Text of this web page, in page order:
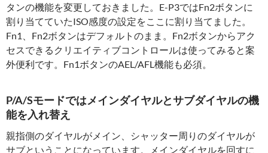
タンの機能を変更しておきました。E-P3ではFn2ボタンに
割り当てていたISO感度の設定をここに割り当てました。
Fn1、Fn2ボタンはデフォルトのまま。Fn2ボタンからアク
セスできるクリエイティブコントロールは使ってみると案
外便利です。Fn1ボタンのAEL/AFL機能も必須。
P/A/Sモードではメインダイヤルとサブダイヤルの機
能を入れ替え
親指側のダイヤルがメイン、シャッター周りのダイヤルが
サブということになっています。メインダイヤルを回すに